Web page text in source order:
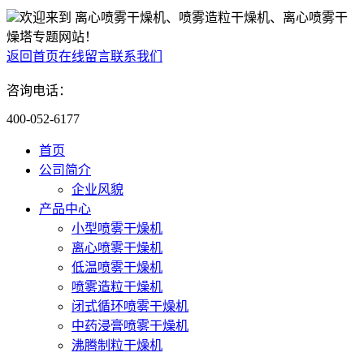
欢迎来到 离心喷雾干燥机、喷雾造粒干燥机、离心喷雾干
燥塔专题网站！
返回首页在线留言联系我们
咨询电话：
400-052-6177
首页
公司简介
企业风貌
产品中心
小型喷雾干燥机
离心喷雾干燥机
低温喷雾干燥机
喷雾造粒干燥机
闭式循环喷雾干燥机
中药浸膏喷雾干燥机
沸腾制粒干燥机